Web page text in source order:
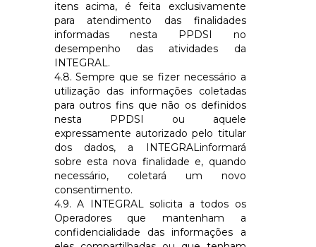
itens acima, é feita exclusivamente
para atendimento das finalidades
informadas nesta PPDSI no
desempenho das atividades da
INTEGRAL .
4.8. Sempre que se fizer necessário a
utilização das informações coletadas
para outros fins que não os definidos
nesta PPDSI ou aquele
expressamente autorizado pelo titular
dos dados, a INTEGRAL informará
sobre esta nova finalidade e, quando
necessário, coletará um novo
consentimento.
4.9. A INTEGRAL
solicita a todos os
Operadores que mantenham a
confidencialidade das informações a